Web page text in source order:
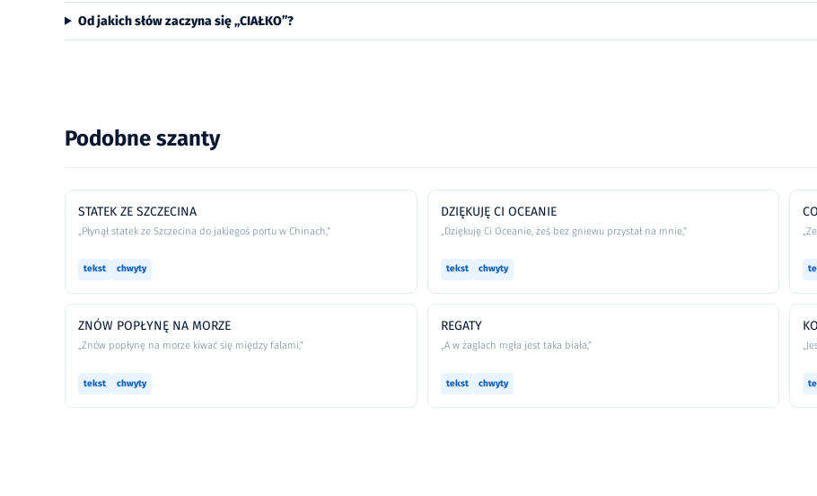
Od jakich słów zaczyna się „CIAŁKO”?
Podobne szanty
STATEK ZE SZCZECINA
„Płynął statek ze Szczecina do jakiegoś portu w Chinach,”
tekst chwyty
DZIĘKUJĘ CI OCEANIE
„Dziękuję Ci Oceanie, żeś bez gniewu przystał na mnie,”
tekst chwyty
ZNÓW POPŁYNĘ NA MORZE
„Znów popłynę na morze kiwać się między falami,”
tekst chwyty
REGATY
„A w żaglach mgła jest taka biała,”
tekst chwyty